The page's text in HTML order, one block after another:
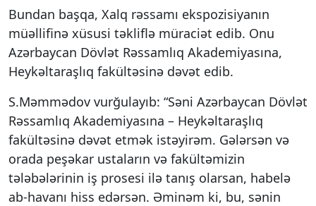
Bundan başqa, Xalq rəssamı ekspozisiyanın
müəllifinə xüsusi təkliflə müraciət edib. Onu
Azərbaycan Dövlət Rəssamlıq Akademiyasına,
Heykəltaraşlıq fakültəsinə dəvət edib.
S.Məmmədov vurğulayıb: “Səni Azərbaycan Dövlət
Rəssamlıq Akademiyasına – Heykəltaraşlıq
fakültəsinə dəvət etmək istəyirəm. Gələrsən və
orada peşəkar ustaların və fakültəmizin
tələbələrinin iş prosesi ilə tanış olarsan, habelə
ab-havanı hiss edərsən. Əminəm ki, bu, sənin